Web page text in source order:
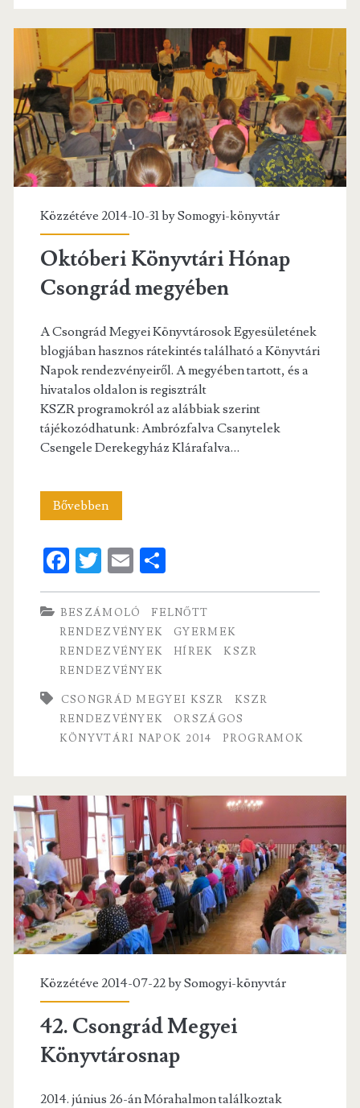
Közzétéve 2014-10-31 bySomogyi-könyvtár
Októberi Könyvtári Hónap
Csongrád megyében
A Csongrád Megyei Könyvtárosok Egyesületének
blogjában hasznos rátekintés található a Könyvtári
Napok rendezvényeiről. A megyében tartott, és a
hivatalos oldalon is regisztrált
KSZR programokról az alábbiak szerint
tájékozódhatunk: Ambrózfalva Csanytelek
Csengele Derekegyház Klárafalva…
BővebbenOktóberi
Hónap
Csongrád
megyében
Fa
ce
b
o
o
k
T
w
itt
er
E
m
ai
l
S
ha
re
BESZÁMOLÓ
FELNŐTT
RENDEZVÉNYEK
GYERMEK
RENDEZVÉNYEK
HÍREK
KSZR
RENDEZVÉNYEK
CSONGRÁD MEGYEI KSZR
KSZR
RENDEZVÉNYEK
ORSZÁGOS
KÖNYVTÁRI NAPOK 2014
PROGRAMOK
Közzétéve 2014-07-22 bySomogyi-könyvtár
42. Csongrád Megyei
Könyvtárosnap
2014. június 26-án Mórahalmon találkoztak